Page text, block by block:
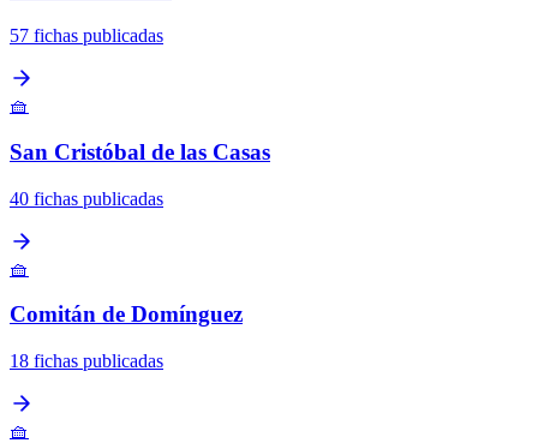
57 fichas publicadas
🧺
San Cristóbal de las Casas
40 fichas publicadas
🧺
Comitán de Domínguez
18 fichas publicadas
🧺